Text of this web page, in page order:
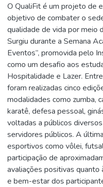
O QualiFit é um projeto de
objetivo de combater o
qualidade de vida por meio
Surgiu durante a Semana
Eventos”, promovida pelo
como um desafio aos
Hospitalidade e Lazer.
foram realizadas cinco
modalidades como zumba,
karatê, defesa pessoal,
voltadas a públicos
servidores públicos. A
esportivos como vôlei,
participação de
avaliações positivas quanto
e bem-estar dos